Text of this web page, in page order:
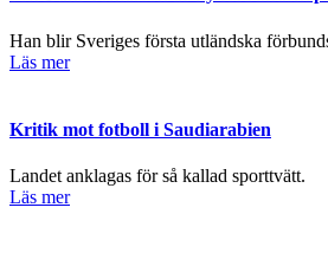
Han blir Sveriges första utländska
Läs mer
Kritik mot fotboll i Saudiarabien
Landet anklagas för så kallad sporttvätt.
Läs mer